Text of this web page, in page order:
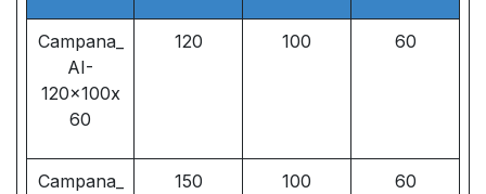
Campana_
AI-
120x100x
60
120 100 60
Campana_
150 100 60